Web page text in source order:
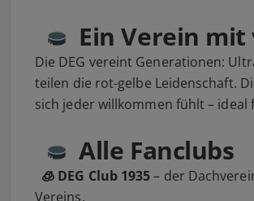
Ein Verein
Die DEG vereint Generationen:
teilen die rot‑gelbe Leidenschaft.
sich jeder willkommen fühlt – ideal
Alle Fanclubs
🧊 DEG Club 1935– der
Vereins.